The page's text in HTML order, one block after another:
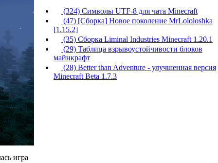
игра
(324) Символы UTF-8 для чата Minecraft
(47) [Сборка] Новое поколение MrLololoshka
[1.15.2]
(35) Сборка Liminal Industries Minecraft 1.20.1
(29) Таблица взрывоустойчивости блоков
майнкрафт
(28) Better than Adventure - улучшенная версия
Minecraft Beta 1.7.3